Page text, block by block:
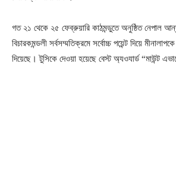
গত ২১ থেকে ২৫ ফেব্রুয়ারি কাঠমন্ডুতে অনুষ্ঠিত নেপাল
বিচারকমন্ডলী সর্বসম্মতিক্রমে সর্বোচ্চ পয়েন্ট দিয়ে
দিয়েছে। টুসিকে দেওয়া হয়েছে বেস্ট অ্যওযার্ড “মাউন্ট